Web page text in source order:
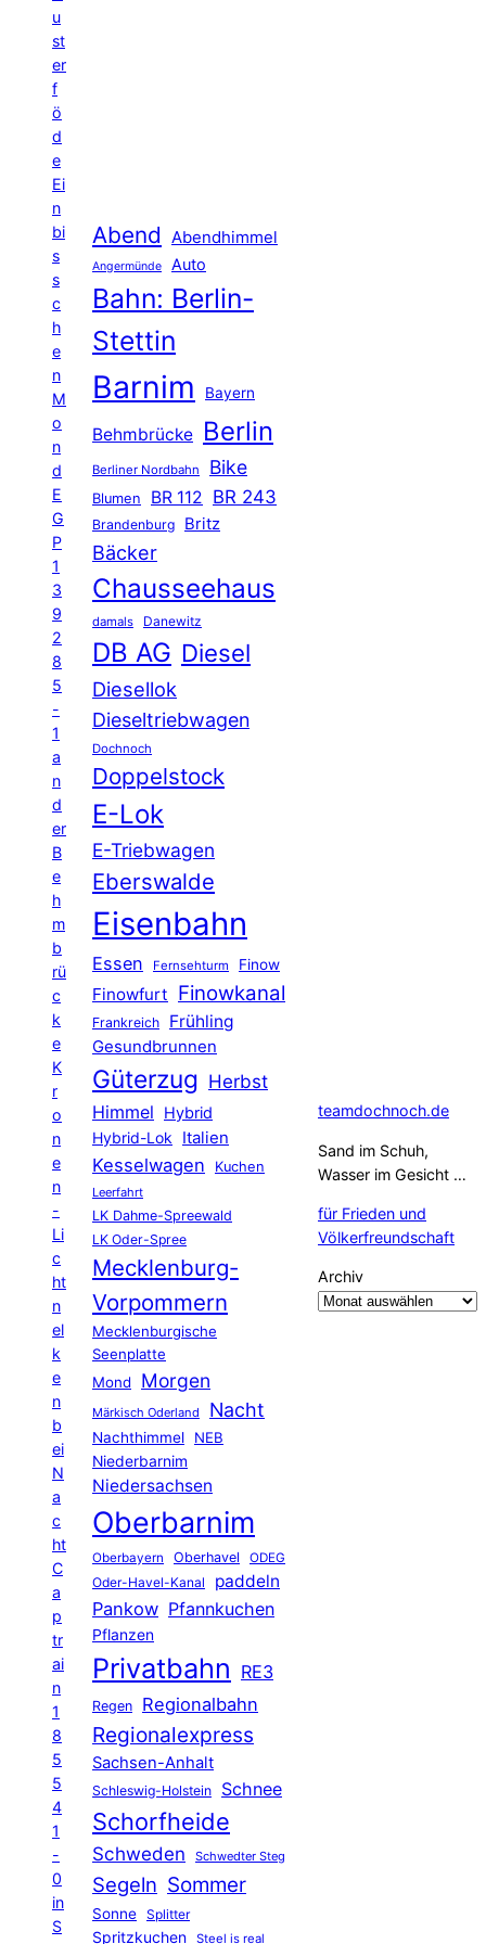
u
st
er
f
ö
d
e
Ei
n
bi
s
s
c
h
e
n
M
o
n
d
E
G
P
1
3
9
2
8
5
-
1
a
n
d
er
B
e
h
m
b
rü
c
k
e
K
r
o
n
e
n
-
Li
c
ht
n
el
k
e
n
b
ei
N
a
c
ht
C
a
p
tr
ai
n
1
8
5
5
4
1
-
0
in
S
Abend Abendhimmel
Angermünde Auto
Bahn: Berlin-
Stettin
Barnim Bayern
Behmbrücke Berlin
Berliner Nordbahn Bike
Blumen BR 112 BR 243
Brandenburg Britz
Bäcker
Chausseehaus
damals Danewitz
DB AG Diesel
Diesellok
Dieseltriebwagen
Dochnoch
Doppelstock
E-Lok
E-Triebwagen
Eberswalde
Eisenbahn
Essen Fernsehturm Finow
Finowfurt Finowkanal
Frankreich Frühling
Gesundbrunnen
Güterzug Herbst
Himmel
Hybrid
Hybrid-Lok Italien
Kesselwagen Kuchen
Leerfahrt
LK Dahme-Spreewald
LK Oder-Spree
Mecklenburg-
Vorpommern
Mecklenburgische
Seenplatte
Mond
Morgen
Märkisch Oderland Nacht
Nachthimmel
NEB
Niederbarnim
Niedersachsen
Oberbarnim
Oberbayern Oberhavel ODEG
Oder-Havel-Kanal paddeln
Pankow Pfannkuchen
Pflanzen
Privatbahn RE3
Regen Regionalbahn
Regionalexpress
Sachsen-Anhalt
Schleswig-Holstein Schnee
Schorfheide
Schweden Schwedter Steg
Segeln Sommer
Sonne Splitter
Spritzkuchen Steel is real
teamdochnoch.de
Sand im Schuh,
Wasser im Gesicht …
für Frieden und
Völkerfreundschaft
Archiv